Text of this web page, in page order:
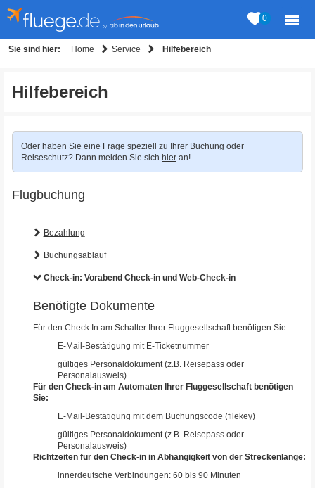
0
Sie sind hier: Home Service Hilfebereich
Hilfebereich
Oder haben Sie eine Frage speziell zu Ihrer Buchung oder
Reiseschutz? Dann melden Sie sich hier an!
Flugbuchung
Bezahlung
Buchungsablauf
Check-in: Vorabend Check-in und Web-Check-in
Benötigte Dokumente
Für den Check In am Schalter Ihrer Fluggesellschaft benötigen Sie:
E-Mail-Bestätigung mit E-Ticketnummer
gültiges Personaldokument (z.B. Reisepass oder
Personalausweis)
Für den Check-in am Automaten Ihrer Fluggesellschaft benötigen
Sie:
E-Mail-Bestätigung mit dem Buchungscode (filekey)
gültiges Personaldokument (z.B. Reisepass oder
Personalausweis)
Richtzeiten für den Check-in in Abhängigkeit von der Streckenlänge:
innerdeutsche Verbindungen: 60 bis 90 Minuten